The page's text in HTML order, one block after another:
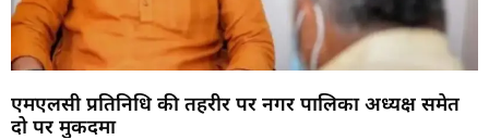
एमएलसी प्रतिनिधि की तहरीर पर नगर पालिका अध्यक्ष समेत
दो पर मुकदमा